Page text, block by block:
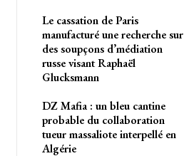
Le cassation de Paris
manufacturé une recherche sur
des soupçons d’médiation
russe visant Raphaël
Glucksmann
DZ Mafia : un bleu cantine
probable du collaboration
tueur massaliote interpellé en
Algérie